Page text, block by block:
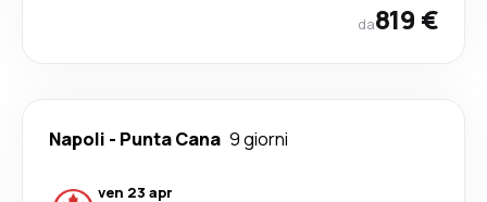
da819 €
Napoli - Punta Cana 9 giorni
ven 23 apr